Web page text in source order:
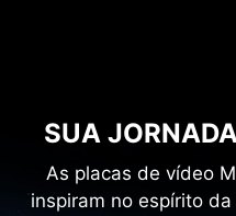
SUA
As placas de vídeo
inspiram no espírito